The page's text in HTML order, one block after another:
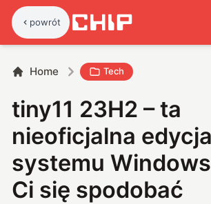
powrót
Home Tech
tiny11 23H2 – ta
nieoficjalna edycja
systemu
Ci się spodobać